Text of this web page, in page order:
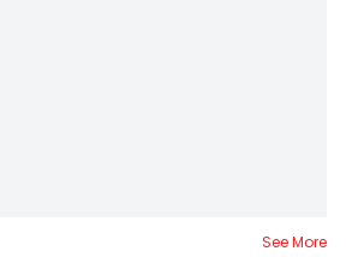
See More